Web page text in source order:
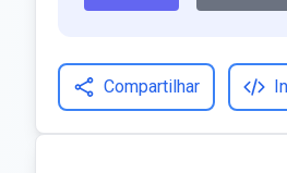
Compartilhar